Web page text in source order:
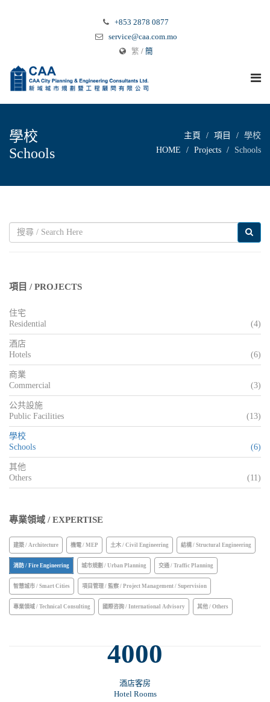
+853 2878 0877
service@caa.com.mo
繁 / 簡
學校
Schools
主頁 項目
學校
HOME
Projects Schools
項目 / PROJECTS
住宅
Residential
(4)
酒店
Hotels
(6)
商業
Commercial
(3)
公共設施
Public Facilities
(13)
學校
Schools
(6)
其他
Others
(11)
專業領域 / EXPERTISE
建築 / Architecture 機電 / MEP 土木 / Civil Engineering 結構 / Structural Engineering
消防 / Fire Engineering 城市規劃 / Urban Planning 交通 / Traffic Planning
智慧城市 / Smart Cities 項目管理 / 監察 / Project Management / Supervision
專業領域 / Technical Consulting 國際咨詢 / International Advisory 其他 / Others
4000
酒店客房
Hotel Rooms